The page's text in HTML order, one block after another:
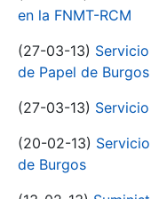
en la FNMT-RCM
(27-03-13)
de Papel de Burgos
(27-03-13)
(20-02-13)
de Burgos